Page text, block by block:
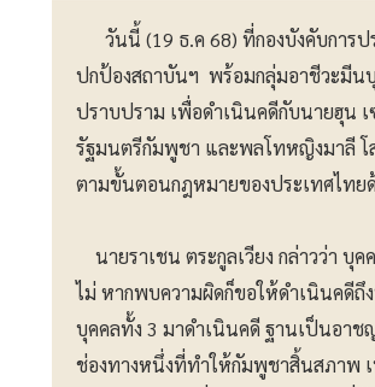
วันนี้ (19 ธ.ค 68) ที่กองบังคับการป
ปกป้องสถาบันฯ พร้อมกลุ่มอาชีวะมีนบุ
ปราบปราม เพื่อดำเนินคดีกับนายฮุน
รัฐมนตรีกัมพูชา และพลโทหญิงมาลี โ
ตามขั้นตอนกฎหมายของประเทศไทย
นายราเชน ตระกูลเวียง กล่าวว่า บุ
ไม่ หากพบความผิดก็ขอให้ดำเนินคดีถึ
บุคคลทั้ง 3 มาดำเนินคดี ฐานเป็นอาช
ช่องทางหนึ่งที่ทำให้กัมพูชาสิ้นสภาพ